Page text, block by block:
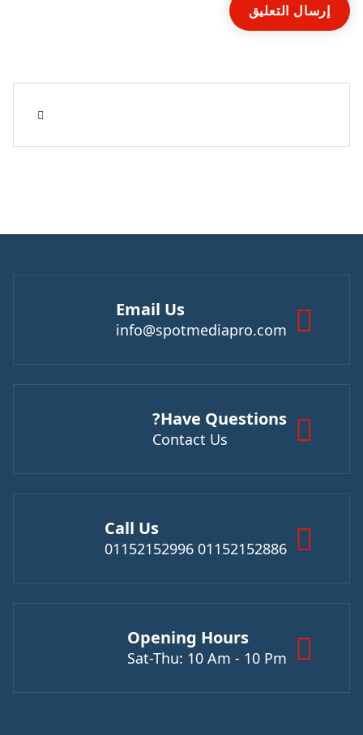
Email Us
info@spotmediapro.com
Have Questions?
Contact Us
Call Us
01152152886 01152152996
Opening Hours
Sat-Thu: 10 Am - 10 Pm